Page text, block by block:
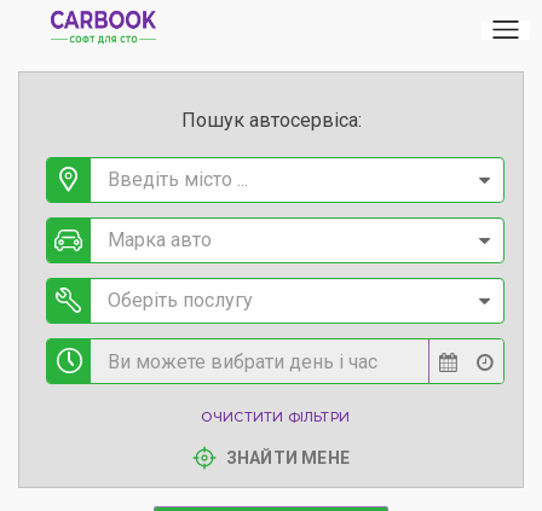
Пошук автосервіса:
Введіть місто ...
Марка авто
Оберіть послугу
ОЧИСТИТИ ФІЛЬТРИ
ЗНАЙТИ МЕНЕ